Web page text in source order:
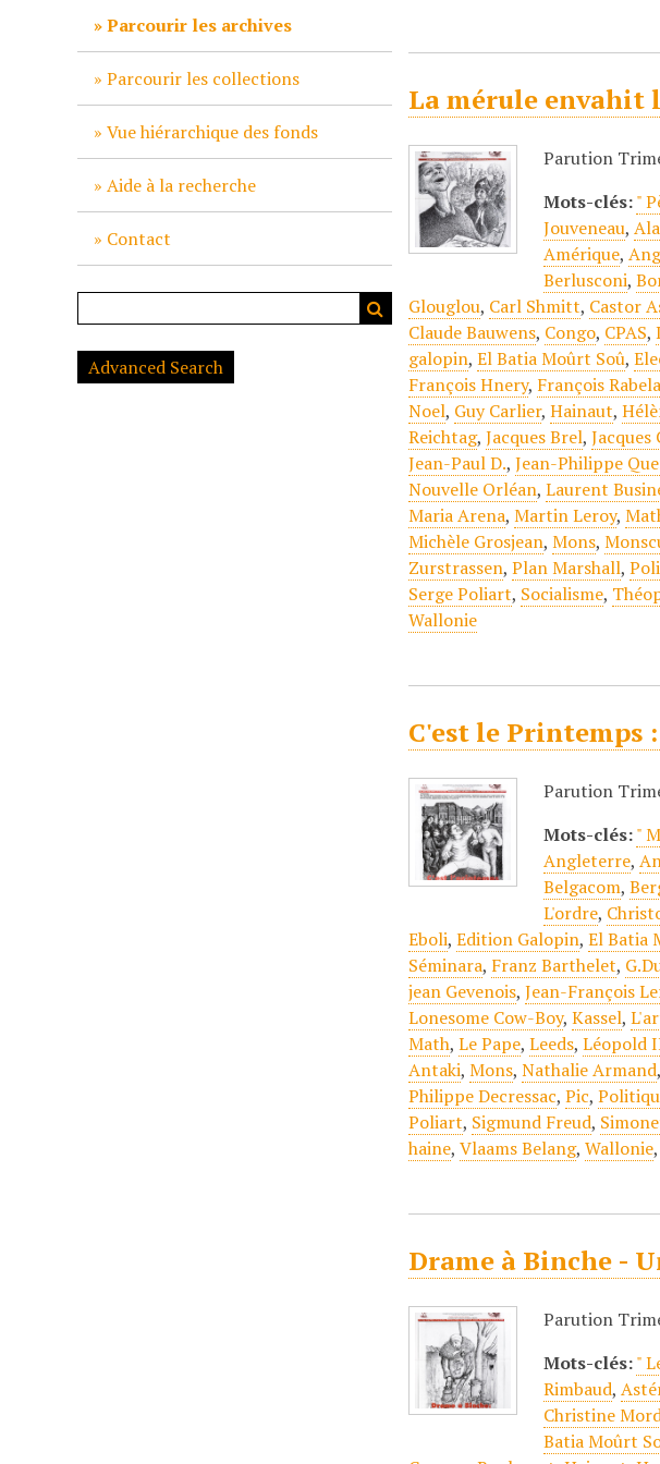
Parcourir les archives
Parcourir les collections
Vue hiérarchique des fonds
Aide à la recherche
Contact
Advanced Search
La mérule envahit
Parution
Mots-clés:"
Jouveneau,
Amérique,
Berlusconi,
Glouglou, Carl Shmitt, Castor
Claude Bauwens, Congo, CPAS,
galopin,El Batia Moûrt Soû,
François Hnery, François
Noel, Guy Carlier,Hainaut,
Reichtag,Jacques Brel,Jacques
Jean-Paul D.,Jean-Philippe
Nouvelle Orléan,Laurent
Maria Arena,Martin Leroy,
Michèle Grosjean,Mons,
Zurstrassen,Plan Marshall,
Serge Poliart, Socialisme,
Wallonie
C'est le Printemps
Parution
Mots-clés:"
Angleterre,
Belgacom,
L'ordre,
Eboli,Edition Galopin,El Batia
Séminara, Franz Barthelet,
jean Gevenois,Jean-François
Lonesome Cow-Boy,Kassel,
Math,Le Pape,Leeds,Léopold
Antaki,Mons,Nathalie Armand
Philippe Decressac,Pic,
Poliart, Sigmund Freud,
haine,Vlaams Belang,Wallonie
Drame à Binche -
Parution
Mots-clés:"
Rimbaud,
Christine
Batia Moûrt